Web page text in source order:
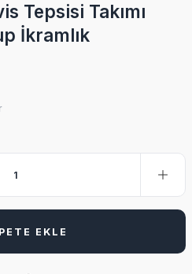
Tepsisi Takımı
İkramlık
EKLE